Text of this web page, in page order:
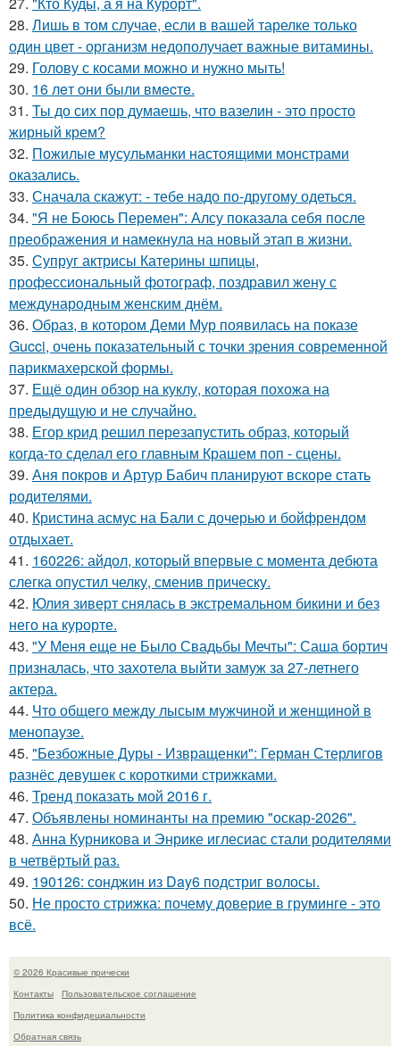
28. Лишь в том случае, если в вашей тарелке только
один цвет - организм недополучает важные витамины.
29. Голову с косами можно и нужно мыть!
30. 16 лeт oни были вмecтe.
31. Ты до сих пор думаешь, что вазелин - это просто
жирный крем?
32. Пожилые мусульманки настоящими монстрами
оказались.
33. Сначала скажут: - тебе надо по-другому одеться.
34. "Я не Боюсь Перемен": Алсу показала себя после
преображения и намекнула на новый этап в жизни.
35. Супруг актрисы Катерины шпицы,
профессиональный фотограф, поздравил жену с
международным женским днём.
36. Образ, в котором Деми Мур появилась на показе
Gucci, очень показательный с точки зрения современной
парикмахерской формы.
37. Ещё один обзор на куклу, которая похожа на
предыдущую и не случайно.
38. Егор крид решил перезапустить образ, который
когда-то сделал его главным Крашем поп - сцены.
39. Аня покров и Артур Бабич планируют вскоре стать
родителями.
40. Кристина асмус на Бали с дочерью и бойфрендом
отдыхает.
41. 160226: айдол, который впервые с момента дебюта
слегка опустил челку, сменив прическу.
42. Юлия зиверт снялась в экстремальном бикини и без
него на курорте.
43. "У Меня еще не Было Свадьбы Мечты": Саша бортич
призналась, что захотела выйти замуж за 27-летнего
актера.
44. Что общего между лысым мужчиной и женщиной в
менопаузе.
45. "Безбожные Дуры - Извращенки": Герман Стерлигов
разнёс девушек с короткими стрижками.
46. Тренд показать мой 2016 г.
47. Объявлены номинанты на премию "оскар-2026".
48. Анна Курникова и Энрике иглесиас стали родителями
в четвёртый раз.
49. 190126: сонджин из Day6 подстриг волосы.
50. Не просто стрижка: почему доверие в груминге - это
всё.
© 2026 Красивые прически
Контакты
Пользовательское соглашение
Политика конфидециальности
Обратная связь